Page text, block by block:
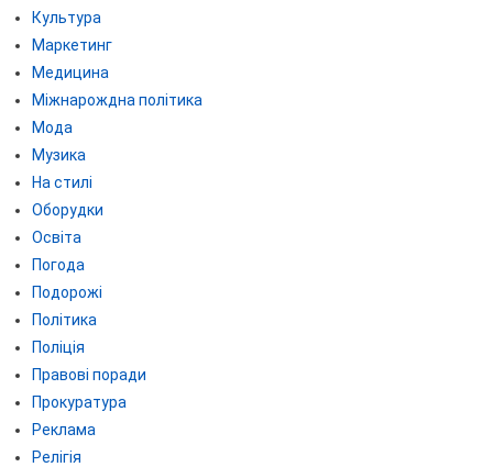
Культура
Маркетинг
Медицина
Міжнарождна політика
Мода
Музика
На стилі
Оборудки
Освіта
Погода
Подорожі
Політика
Поліція
Правові поради
Прокуратура
Реклама
Релігія